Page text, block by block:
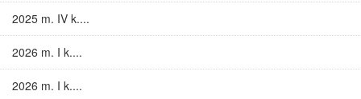
2025 m. IV k....
2026 m. I k....
2026 m. I k....